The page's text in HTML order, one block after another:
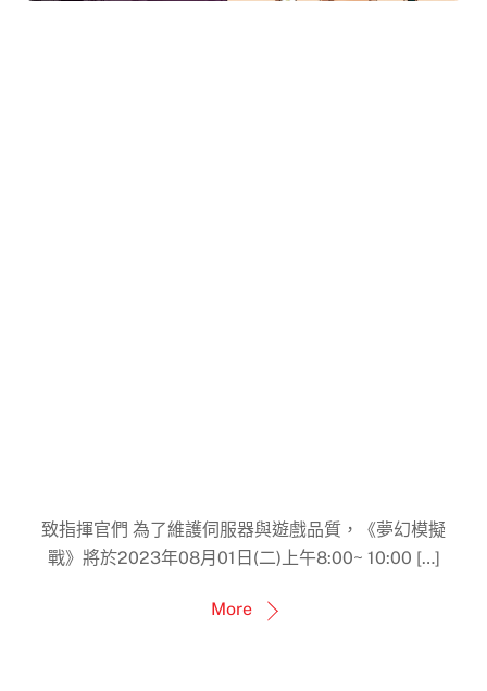
致指揮官們 為了維護伺服器與遊戲品質，《夢幻模擬
戰》將於2023年08月01日(二)上午8:00~ 10:00 […]
More